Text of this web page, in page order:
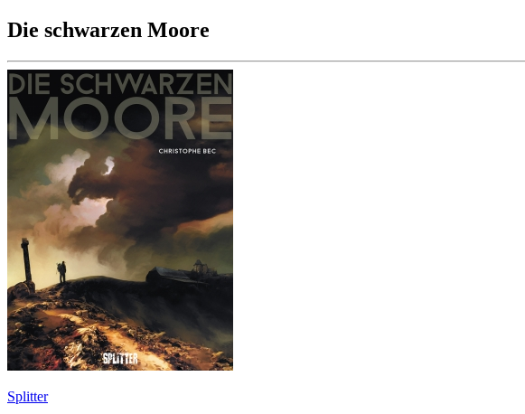
Die schwarzen Moore
Splitter